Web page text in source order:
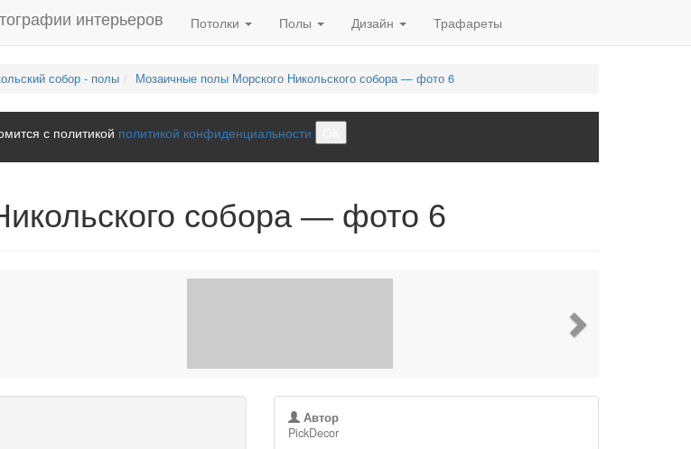
Потолки Полы Дизайн Трафареты
собор - полы Мозаичные полы Морского Никольского собора — фото 6
с политикой политикой конфиденциальности
собора — фото 6
Автор
PickDecor